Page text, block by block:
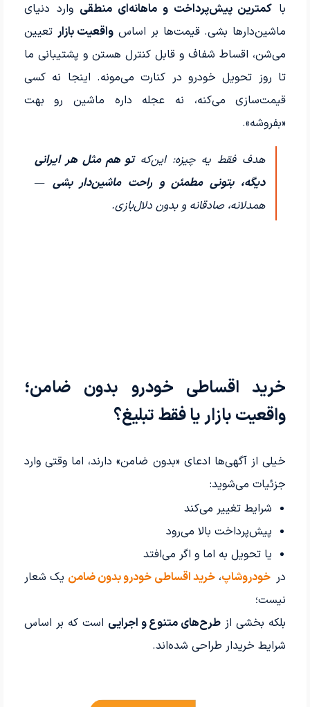
با کمترین پیش‌پرداخت و ماهانه‌ای منطقی وارد دنیای
ماشین‌دارها بشی. قیمت‌ها بر اساس واقعیت بازار تعیین
می‌شن، اقساط شفاف و قابل کنترل هستن و پشتیبانی ما
تا روز تحویل خودرو در کنارت می‌مونه. اینجا نه کسی
قیمت‌سازی می‌کنه، نه عجله داره ماشین رو بهت
«بفروشه».
هدف فقط یه چیزه: این‌کهتو هم مثل هر ایرانی
دیگه، بتونی مطمئن و راحت ماشین‌دار بشی —
همدلانه، صادقانه و بدون دلال‌بازی.
خرید اقساطی خودرو بدون ضامن؛
واقعیت بازار یا فقط تبلیغ؟
خیلی از آگهی‌ها ادعای «بدون ضامن» دارند، اما وقتی وارد
جزئیات می‌شوید:
شرایط تغییر می‌کند
پیش‌پرداخت بالا می‌رود
یا تحویل به اما و اگر می‌افتد
در خودروشاپ،خرید اقساطی خودرو بدون ضامن یک شعار
نیست؛
بلکه بخشی از طرح‌های متنوع و اجرایی است که بر اساس
شرایط خریدار طراحی شده‌اند.